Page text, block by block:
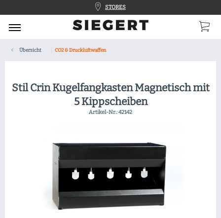
STORES
Übersicht CO2 & Druckluftwaffen
Stil Crin Kugelfangkasten Magnetisch mit
5 Kippscheiben
Artikel-Nr.:42142